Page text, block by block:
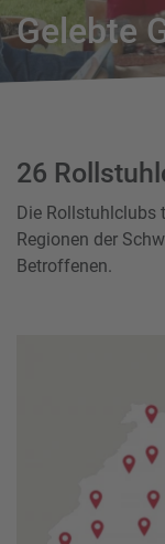
Gelebte
26
Die Rollstuhlclubs
Regionen der
Betroffenen.